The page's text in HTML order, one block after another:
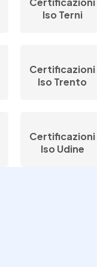
Iso Terni
Certificazioni
Iso Trento
Certificazioni
Iso Udine